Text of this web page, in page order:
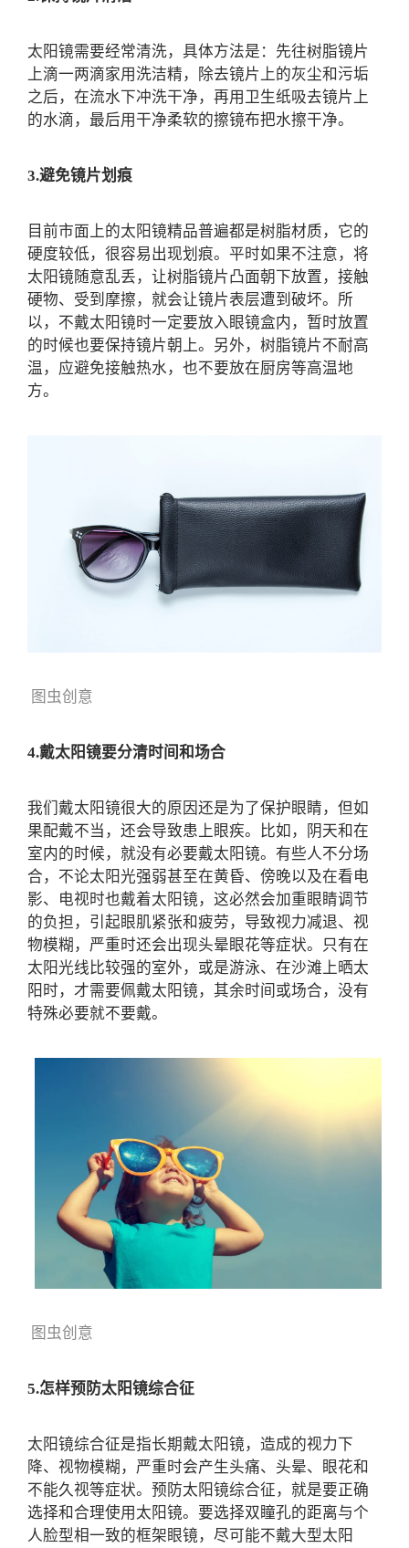
太阳镜需要经常清洗，具体方法是：先往树脂镜片
上滴一两滴家用洗洁精，除去镜片上的灰尘和污垢
之后，在流水下冲洗干净，再用卫生纸吸去镜片上
的水滴，最后用干净柔软的擦镜布把水擦干净。
3.避免镜片划痕
目前市面上的太阳镜精品普遍都是树脂材质，它的
硬度较低，很容易出现划痕。平时如果不注意，将
太阳镜随意乱丢，让树脂镜片凸面朝下放置，接触
硬物、受到摩擦，就会让镜片表层遭到破坏。所
以，不戴太阳镜时一定要放入眼镜盒内，暂时放置
的时候也要保持镜片朝上。另外，树脂镜片不耐高
温，应避免接触热水，也不要放在厨房等高温地
方。
图虫创意
4.戴太阳镜要分清时间和场合
我们戴太阳镜很大的原因还是为了保护眼睛，但如
果配戴不当，还会导致患上眼疾。比如，阴天和在
室内的时候，就没有必要戴太阳镜。有些人不分场
合，不论太阳光强弱甚至在黄昏、傍晚以及在看电
影、电视时也戴着太阳镜，这必然会加重眼睛调节
的负担，引起眼肌紧张和疲劳，导致视力减退、视
物模糊，严重时还会出现头晕眼花等症状。只有在
太阳光线比较强的室外，或是游泳、在沙滩上晒太
阳时，才需要佩戴太阳镜，其余时间或场合，没有
特殊必要就不要戴。
图虫创意
5.怎样预防太阳镜综合征
太阳镜综合征是指长期戴太阳镜，造成的视力下
降、视物模糊，严重时会产生头痛、头晕、眼花和
不能久视等症状。预防太阳镜综合征，就是要正确
选择和合理使用太阳镜。要选择双瞳孔的距离与个
人脸型相一致的框架眼镜，尽可能不戴大型太阳